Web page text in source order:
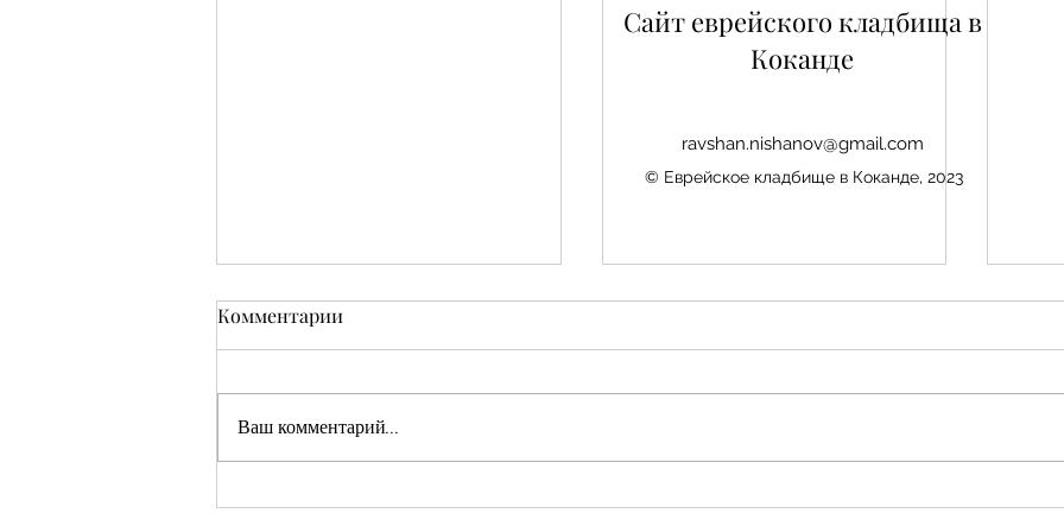
Авезбакиев Эдуард
Комментарии
Ваш комментарий...
Сайт еврейского кладбища в
Коканде
ravshan.nishanov@gmail.com
© Еврейское кладбище в Коканде, 2023